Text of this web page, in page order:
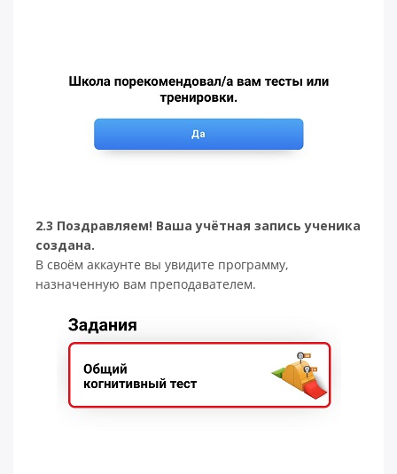
2.3 Поздравляем! Ваша учётная запись ученика
создана.
В своём аккаунте вы увидите программу,
назначенную вам преподавателем.